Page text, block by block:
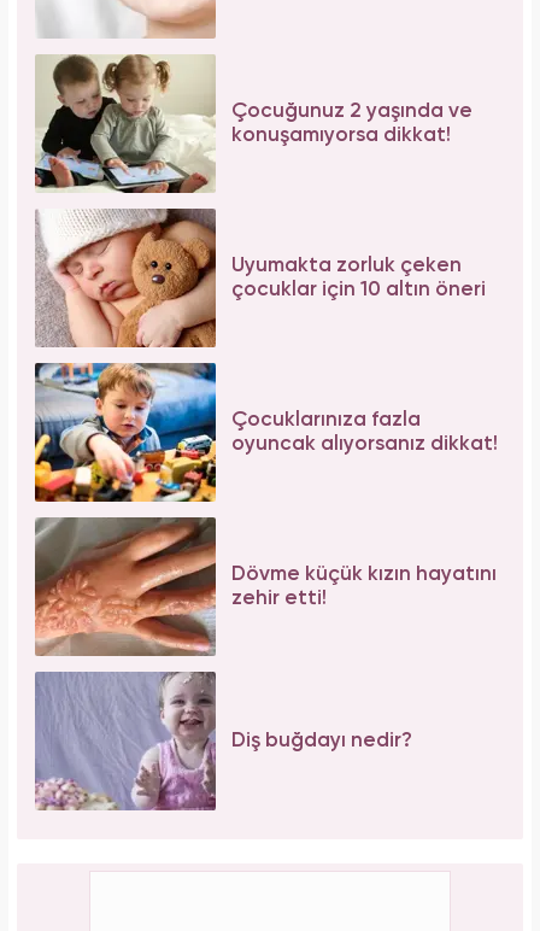
Çocuğunuz 2 yaşında ve
konuşamıyorsa dikkat!
Uyumakta zorluk çeken
çocuklar için 10 altın öneri
Çocuklarınıza fazla
oyuncak alıyorsanız dikkat!
Dövme küçük kızın hayatını
zehir etti!
Diş buğdayı nedir?